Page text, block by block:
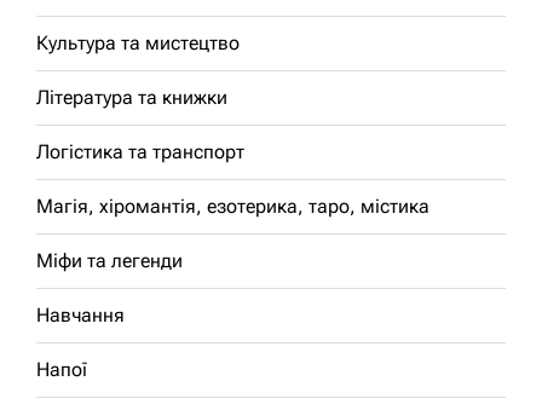
Культура та мистецтво
Література та книжки
Логістика та транспорт
Магія, хіромантія, езотерика, таро, містика
Міфи та легенди
Навчання
Напої